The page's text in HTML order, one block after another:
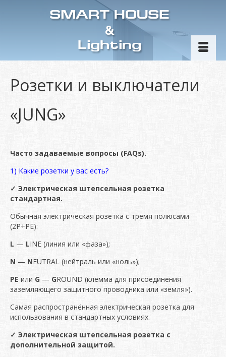
SMART HOUSE
&
Lighting
Розетки и выключатели
«JUNG»
Часто задаваемые вопросы (FAQs).
1) Какие розетки у вас есть?
✓ Электрическая штепсельная розетка
стандартная.
Обычная электрическая розетка с тремя полюсами
(2P+PE):
L — LINE (линия или «фаза»);
N — NEUTRAL (нейтраль или «ноль»);
PE или G — GROUND (клемма для присоединения
заземляющего защитного проводника или «земля»).
Самая распространённая электрическая розетка для
использования в стандартных условиях.
✓ Электрическая штепсельная розетка с
дополнительной защитой.